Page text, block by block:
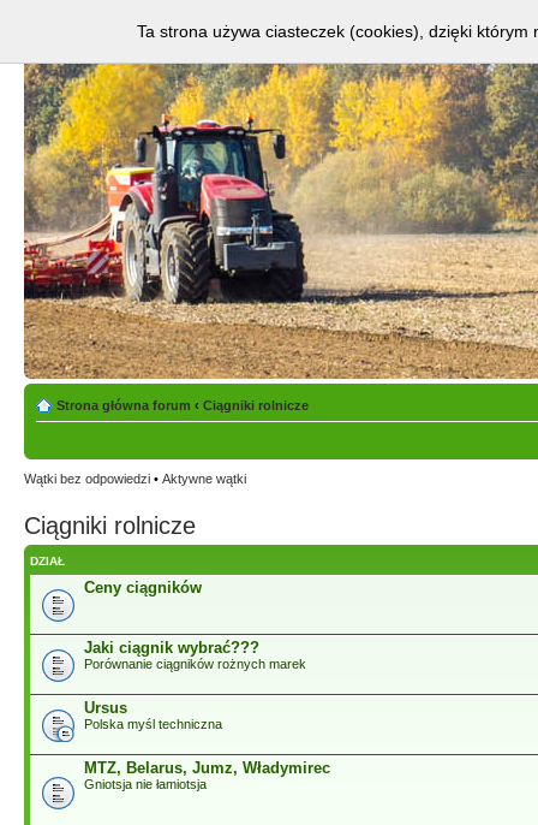
Strona główna forum ‹ Ciągniki rolnicze
Wątki bez odpowiedzi • Aktywne wątki
Ciągniki rolnicze
DZIAŁ
Ceny ciągników
Jaki ciągnik wybrać???
Porównanie ciągników rożnych marek
Ursus
Polska myśl techniczna
MTZ, Belarus, Jumz, Władymirec
Gniotsja nie łamiotsja
Ta strona używa ciasteczek (cookies), dzięki którym